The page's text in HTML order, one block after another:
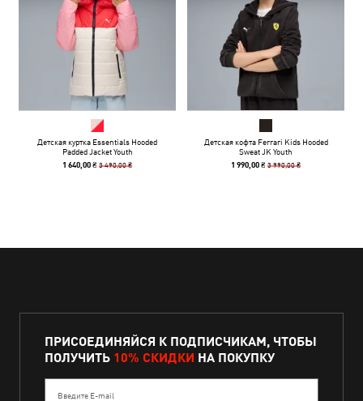
Детская куртка Essentials Hooded
Padded Jacket Youth
1 640,00 ₴3 490,00 ₴
Детская кофта Ferrari Kids Hooded
Sweat JK Youth
1 990,00 ₴3 990,00 ₴
ПРИСОЕДИНЯЙСЯ К ПОДПИСЧИКАМ, ЧТОБЫ
ПОЛУЧИТЬ 10% СКИДКИ НА ПОКУПКУ
Введите E-mail